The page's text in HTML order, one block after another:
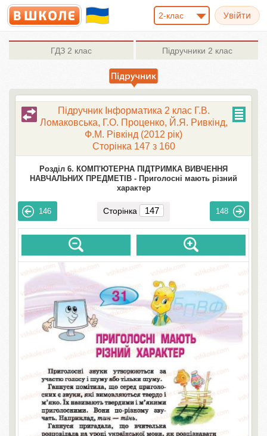
2-клас
ГДЗ 2 клас Підручники 2 клас
Підручник Інформатика 2 клас Г.В.
Ломаковська, Г.О. Проценко, Й.Я. Ривкінд,
Ф.М. Рівкінд (2012 рік)
Сторінка 147 з 160
Розділ 6. КОМП'ЮТЕРНА ПІДТРИМКА ВИВЧЕННЯ
НАВЧАЛЬНИХ ПРЕДМЕТІВ - Приголосні мають різний
характер
146 Сторінка 148